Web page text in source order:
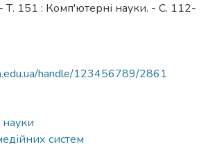
151 : Комп'ютерні науки. - С. 112-
handle/123456789/2861
систем